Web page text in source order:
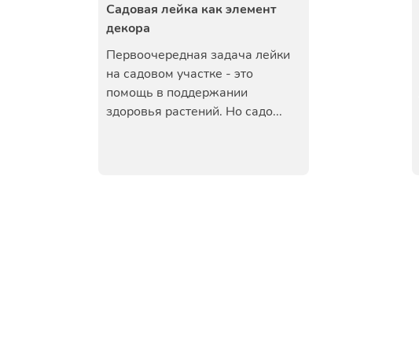
Садовая лейка как элемент
декора
Первоочередная задача лейки
на садовом участке - это
помощь в поддержании
здоровья растений. Но садо...